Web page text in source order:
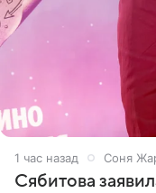
1 час назад Соня
Сябитова